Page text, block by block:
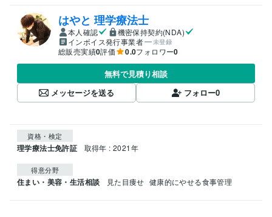
はやと 理学療法士
本人確認
機密保持契約(NDA)
インボイス発行事業者
未登録
総販売実績0評価 0.0フォロワー0
無料で見積り相談
メッセージを送る
フォロー0
資格・検定
理学療法士免許証 取得年 : 2021年
得意分野
住まい・美容・生活相談 見た目痩せ 健康的にやせる食事管理